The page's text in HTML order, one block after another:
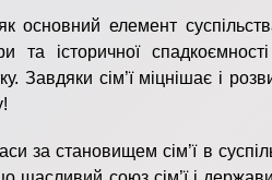
основний елемент
та історичної
Завдяки сім’ї міцнішає і
за становищем сім’ї в